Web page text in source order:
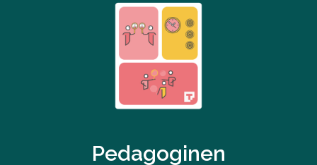
Pedagoginen